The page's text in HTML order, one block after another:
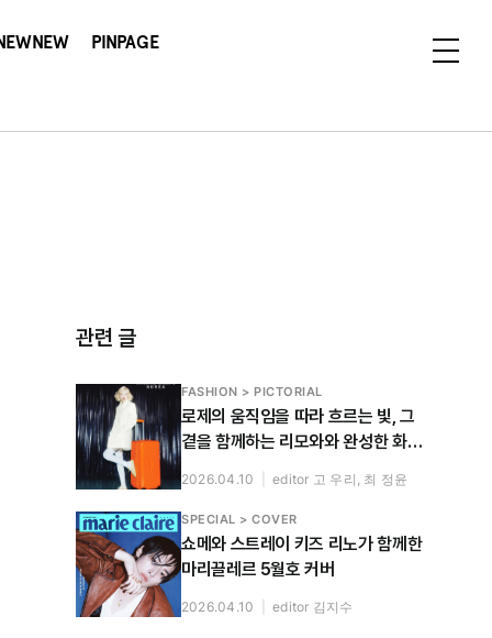
PINPAGE
관련 글
FASHION > PICTORIAL
로제의 움직임을 따라 흐르는 빛, 그
곁을 함께하는 리모와와 완성한 화보
2026.04.10 editor 고 우리, 최 정윤
SPECIAL > COVER
쇼메와 스트레이 키즈 리노가 함께한
마리끌레르 5월호 커버
2026.04.10 editor 김지수